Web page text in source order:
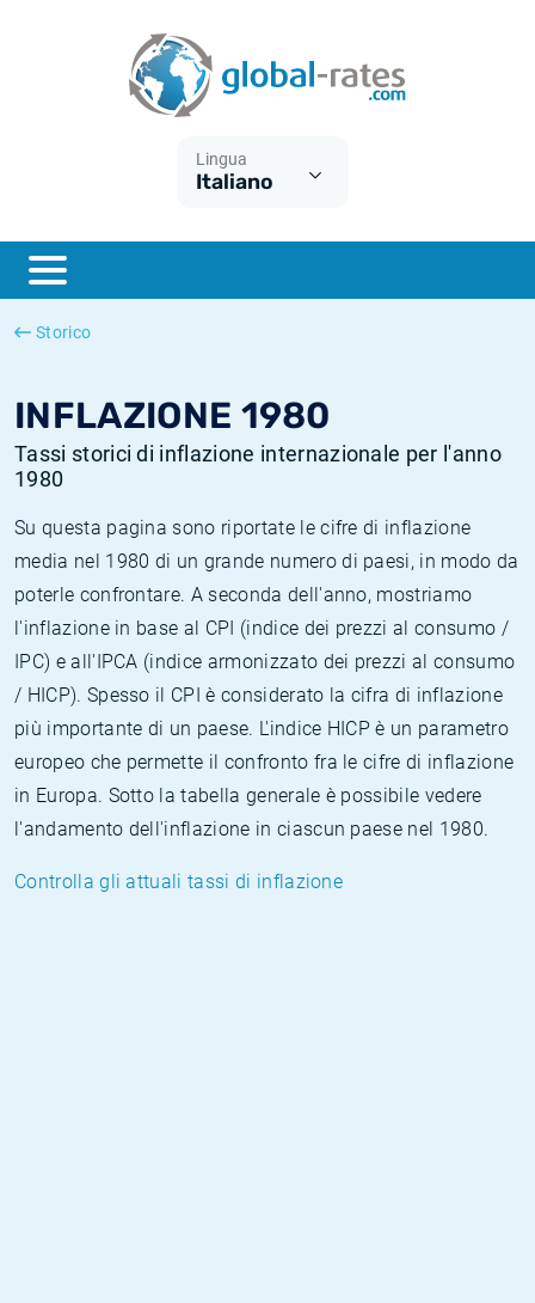
Lingua
Italiano
Storico
INFLAZIONE 1980
Tassi storici di inflazione internazionale per l'anno
1980
Su questa pagina sono riportate le cifre di inflazione
media nel 1980 di un grande numero di paesi, in modo da
poterle confrontare. A seconda dell'anno, mostriamo
l'inflazione in base al CPI (indice dei prezzi al consumo /
IPC) e all'IPCA (indice armonizzato dei prezzi al consumo
/ HICP). Spesso il CPI è considerato la cifra di inflazione
più importante di un paese. L'indice HICP è un parametro
europeo che permette il confronto fra le cifre di inflazione
in Europa. Sotto la tabella generale è possibile vedere
l'andamento dell'inflazione in ciascun paese nel 1980.
Controlla gli attuali tassi di inflazione
ESTER
SONIA
Cos'è l'inflazione CPI?
Cos'è l'inflazione HICP?
Inflazione Italia
Inflazione Stati Uniti
Tassi storici Euribor
Tassi storici di SONIA
Tassi storici di TONAR
Calcolatore dell’inflazione